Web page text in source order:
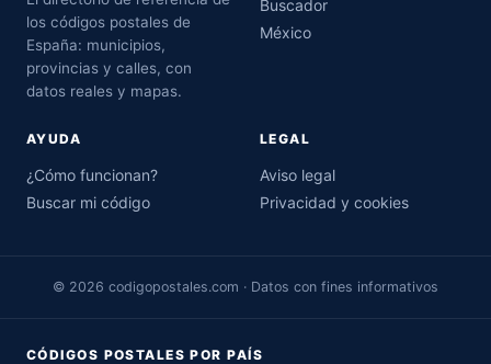
los códigos postales de
España: municipios,
provincias y calles, con
datos reales y mapas.
Buscador
México
AYUDA
¿Cómo funcionan?
Buscar mi código
LEGAL
Aviso legal
Privacidad y cookies
© 2026 codigopostales.com · Datos con fines informativos
CÓDIGOS POSTALES POR PAÍS